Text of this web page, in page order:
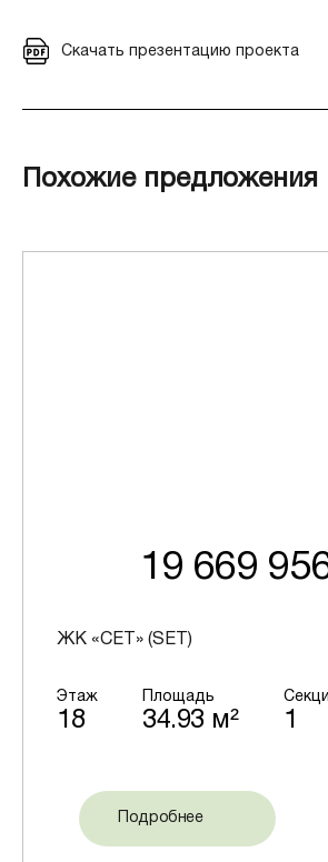
Скачать презентацию проекта
Похожие предложения
19 669
ЖК «СЕТ» (SET)
Этаж
18
Площадь
34.93 м² 1
Подробнее